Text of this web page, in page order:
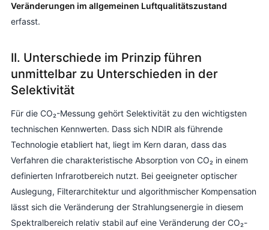
Veränderungen im allgemeinen Luftqualitätszustand
erfasst.
II. Unterschiede im Prinzip führen
unmittelbar zu Unterschieden in der
Selektivität
Für die CO₂-Messung gehört Selektivität zu den wichtigsten
technischen Kennwerten. Dass sich NDIR als führende
Technologie etabliert hat, liegt im Kern daran, dass das
Verfahren die charakteristische Absorption von CO₂ in einem
definierten Infrarotbereich nutzt. Bei geeigneter optischer
Auslegung, Filterarchitektur und algorithmischer Kompensation
lässt sich die Veränderung der Strahlungsenergie in diesem
Spektralbereich relativ stabil auf eine Veränderung der CO₂-